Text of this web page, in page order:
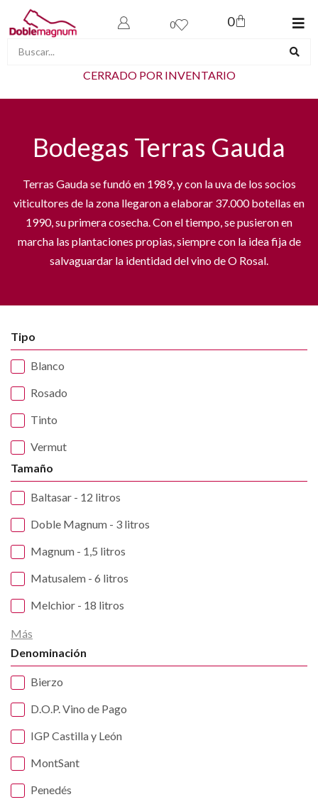
0 0
CERRADO POR INVENTARIO
Bodegas Terras Gauda
Terras Gauda se fundó en 1989, y con la uva de los socios
viticultores de la zona llegaron a elaborar 37.000 botellas en
1990, su primera cosecha. Con el tiempo, se pusieron en
marcha las plantaciones propias, siempre con la idea fija de
salvaguardar la identidad del vino de O Rosal.
Tipo
Blanco
Rosado
Tinto
Vermut
Tamaño
Baltasar - 12 litros
Doble Magnum - 3 litros
Magnum - 1,5 litros
Matusalem - 6 litros
Melchior - 18 litros
Más
Denominación
Bierzo
D.O.P. Vino de Pago
IGP Castilla y León
MontSant
Penedés